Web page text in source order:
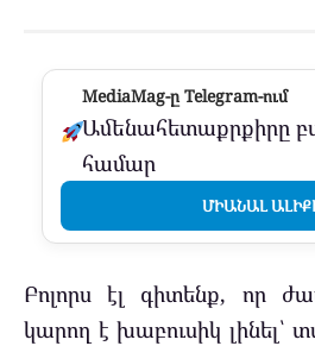
MediaMag-ը Telegram-ում
Ամենահետաքրքիրը
համար
ՄԻԱՆԱԼ
Բոլորս էլ գիտենք, որ
կարող է խաբուսիկ լինել՝